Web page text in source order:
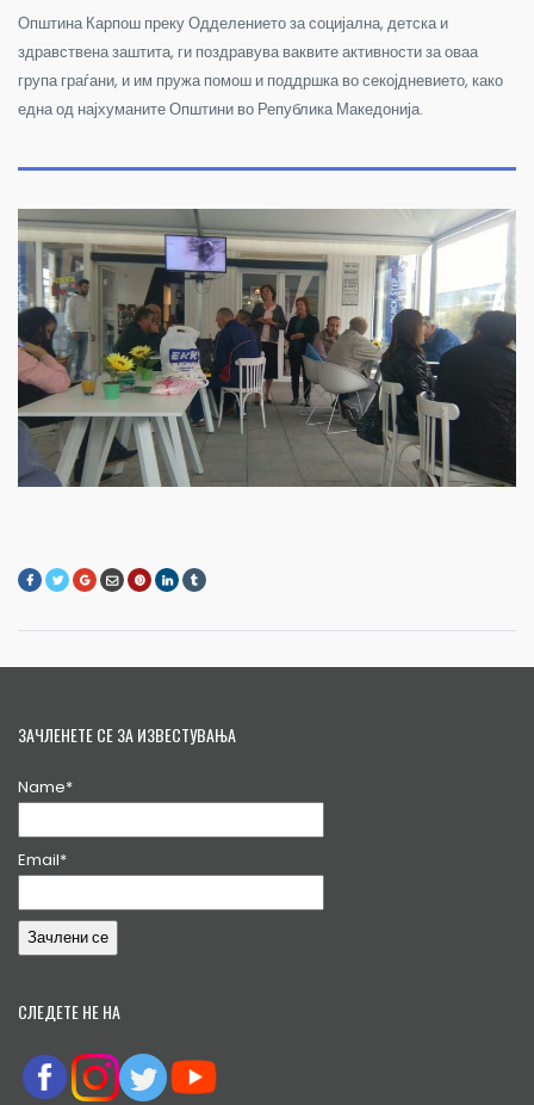
Општина Карпош преку Одделението за социјална, детска и
здравствена заштита, ги поздравува ваквите активности за оваа
група граѓани, и им пружа помош и поддршка во секојдневието, како
една од најхуманите Општини во Република Македонија.
ЗАЧЛЕНЕТЕ СЕ ЗА ИЗВЕСТУВАЊА
Name*
Email*
СЛЕДЕТЕ НЕ НА